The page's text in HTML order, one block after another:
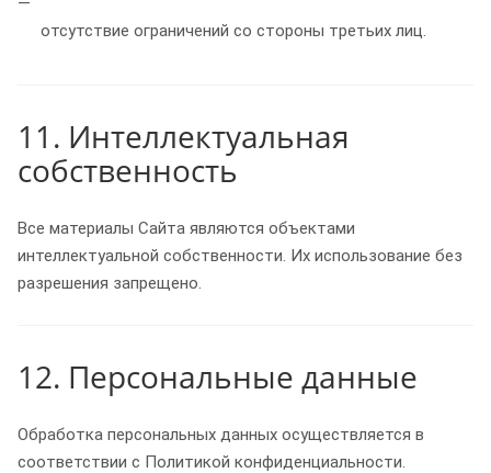
отсутствие ограничений со стороны третьих лиц.
11. Интеллектуальная
собственность
Все материалы Сайта являются объектами
интеллектуальной собственности. Их использование без
разрешения запрещено.
12. Персональные данные
Обработка персональных данных осуществляется в
соответствии с Политикой конфиденциальности.